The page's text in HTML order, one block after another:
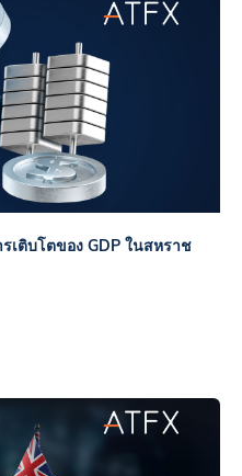
เติบโตของ GDP ในสหราช